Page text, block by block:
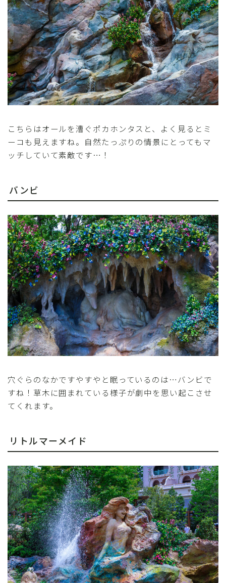
こちらはオールを漕ぐポカホンタスと、よく見るとミ
ーコも見えますね。自然たっぷりの情景にとってもマ
ッチしていて素敵です…！
バンビ
穴ぐらのなかですやすやと眠っているのは…バンビで
すね！草木に囲まれている様子が劇中を思い起こさせ
てくれます。
リトルマーメイド